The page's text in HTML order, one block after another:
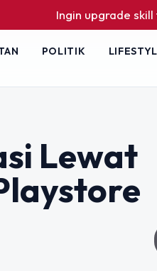
Ingin upgrade skill
POLITIK
Lewat